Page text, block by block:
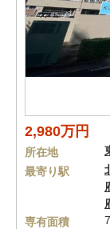
2,980万円
所在地
最寄り駅
専有面積